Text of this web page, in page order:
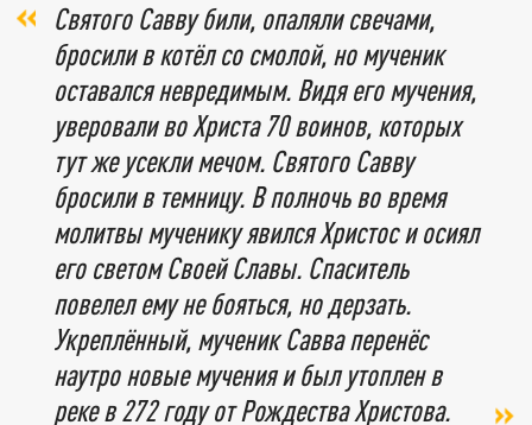
Святого Савву били, опаляли свечами,
бросили в котёл со смолой, но мученик
оставался невредимым. Видя его мучения,
уверовали во Христа 70 воинов, которых
тут же усекли мечом. Святого Савву
бросили в темницу. В полночь во время
молитвы мученику явился Христос и осиял
его светом Своей Славы. Спаситель
повелел ему не бояться, но дерзать.
Укреплённый, мученик Савва перенёс
наутро новые мучения и был утоплен в
реке в 272 году от Рождества Христова.